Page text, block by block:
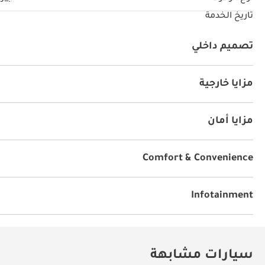
تاريخ الخدمة
تصميم داخلي
مزايا خارجية
مزايا أمان
Comfort & Convenience
Infotainment
سيارات مشابهة